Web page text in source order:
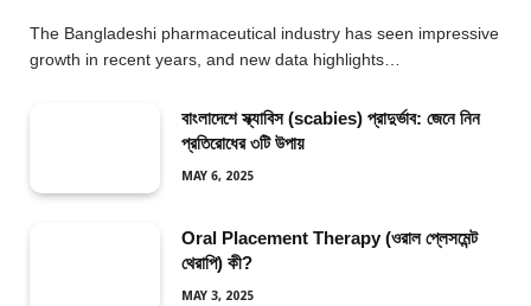
The Bangladeshi pharmaceutical industry has seen impressive
growth in recent years, and new data highlights…
বাংলাদেশে স্ক্যাবিস (scabies) প্রাদুর্ভাব: জেনে নিন
প্রতিরোধের ৩টি উপায়
MAY 6, 2025
Oral Placement Therapy (ওরাল প্লেসমেন্ট
থেরাপি) কী?
MAY 3, 2025